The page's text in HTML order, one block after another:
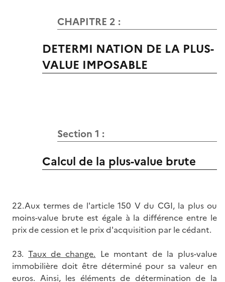
CHAPITRE 2 :
DETERMI NATION DE LA PLUS-
VALUE IMPOSABLE
Section 1 :
Calcul de la plus-value brute
22.Aux termes de l'article 150 V du CGI, la plus ou
moins-value brute est égale à la différence entre le
prix de cession et le prix d'acquisition par le cédant.
23.Taux de change. Le montant de la plus-value
immobilière doit être déterminé pour sa valeur en
euros. Ainsi, les éléments de détermination de la